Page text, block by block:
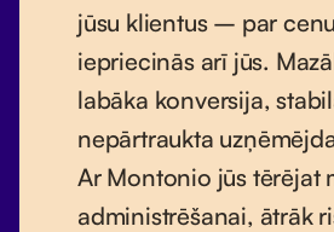
jūsu klientus – par
iepriecinās arī jūs.
labāka konversija,
nepārtraukta
Ar Montonio jūs tērējat
administrēšanai, ātrāk